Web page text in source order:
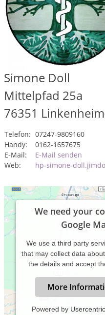
Simone Doll
Mittelpfad 25a
76351
Telefon: 07247-9809160
Handy:
0162-1657675
E-Mail:
E-Mail senden
Web:
hp-simone-
We need your
Google
We use a third party
that may collect data
the details and accept
More
Powered by